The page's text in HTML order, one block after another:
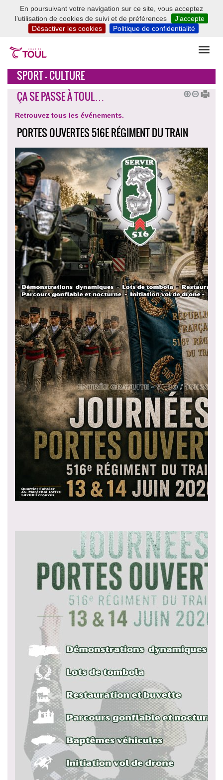
En poursuivant votre navigation sur ce site, vous acceptez
l’utilisation de cookies de suivi et de préférences
J’accepte
Désactiver les cookies
Politique de confidentialité
SPORT - CULTURE
ÇA SE PASSE À TOUL…
Retrouvez tous les événements.
PORTES OUVERTES 516E RÉGIMENT DU TRAIN